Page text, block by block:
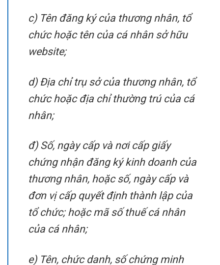
c) Tên đăng ký của thương nhân, tổ
chức hoặc tên của cá nhân sở hữu
website;
d) Địa chỉ trụ sở của thương nhân, tổ
chức hoặc địa chỉ thường trú của cá
nhân;
đ) Số, ngày cấp và nơi cấp giấy
chứng nhận đăng ký kinh doanh của
thương nhân, hoặc số, ngày cấp và
đơn vị cấp quyết định thành lập của
tổ chức; hoặc mã số thuế cá nhân
của cá nhân;
e) Tên, chức danh, số chứng minh